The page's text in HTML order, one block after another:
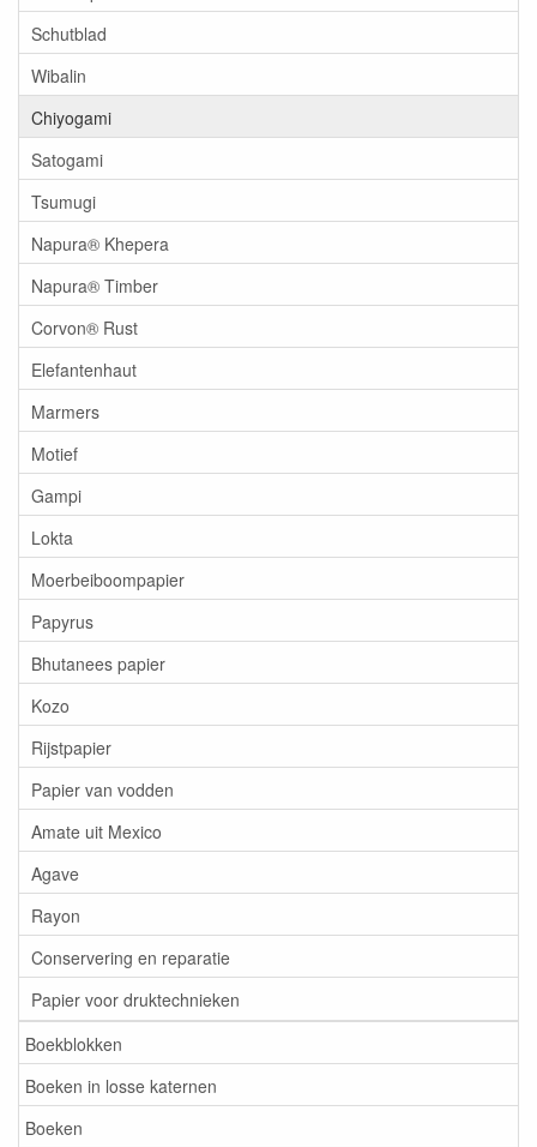
Schutblad
Wibalin
Chiyogami
Satogami
Tsumugi
Napura® Khepera
Napura® Timber
Corvon® Rust
Elefantenhaut
Marmers
Motief
Gampi
Lokta
Moerbeiboompapier
Papyrus
Bhutanees papier
Kozo
Rijstpapier
Papier van vodden
Amate uit Mexico
Agave
Rayon
Conservering en reparatie
Papier voor druktechnieken
Boekblokken
Boeken in losse katernen
Boeken